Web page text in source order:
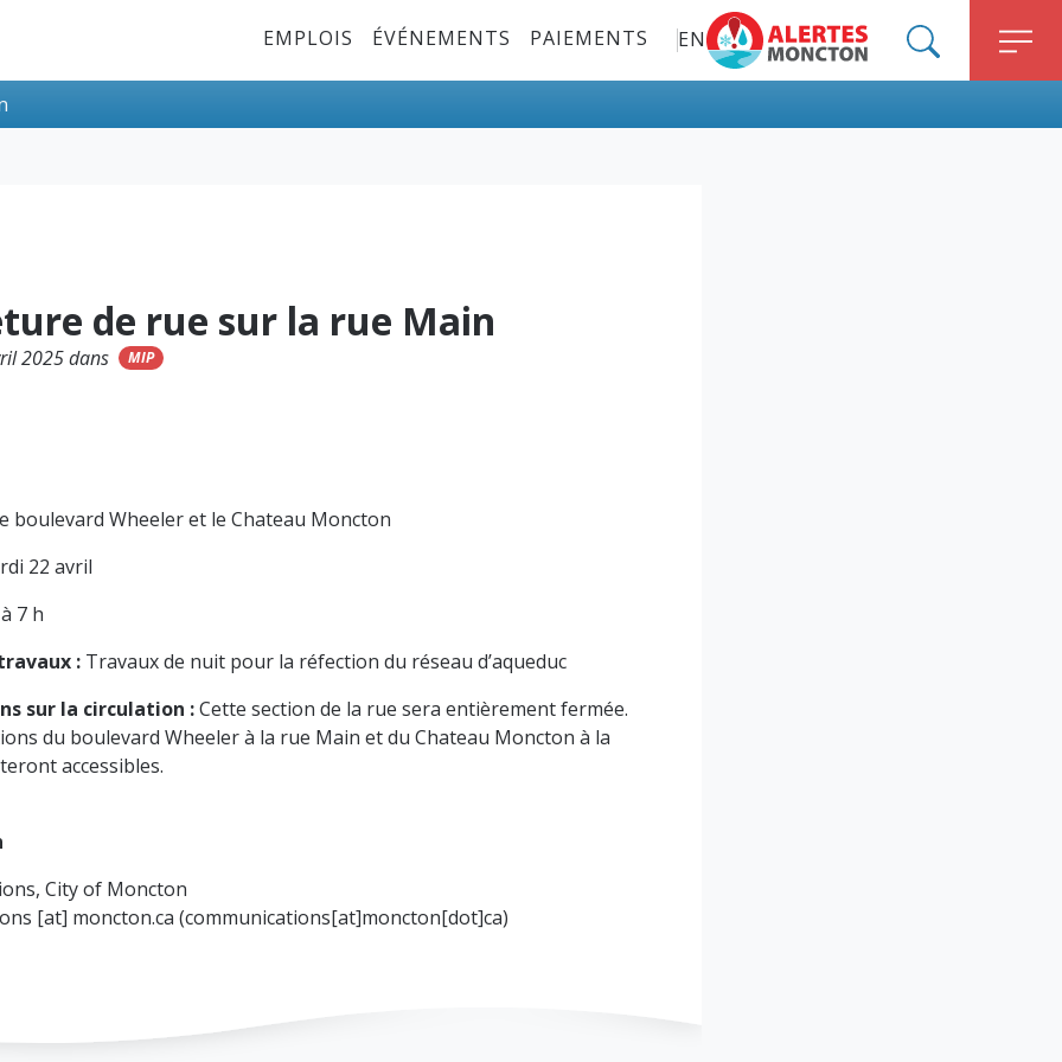
Top Menu
EMPLOIS ÉVÉNEMENTS PAIEMENTS
EN
ALERT MONCTON
SEARCH
de rue sur la rue Main
2025 dans MIP
boulevard Wheeler et le Chateau Moncton
22 avril
7 h
: Travaux de nuit pour la réfection du réseau d’aqueduc
sur la circulation :Cette section de la rue sera entièrement fermée.
du boulevard Wheeler à la rue Main et du Chateau Moncton à la
accessibles.
City of Moncton
[at] moncton.ca (communications[at]moncton[dot]ca)